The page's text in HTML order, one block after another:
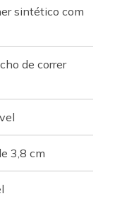
sintético com
de correr
3,8 cm